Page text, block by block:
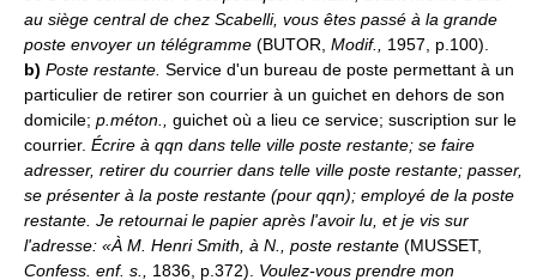
au siège central de chez Scabelli, vous êtes passé à la grande
poste envoyer un télégramme (BUTOR, Modif., 1957, p.100).
b) Poste restante. Service d'un bureau de poste permettant à un
particulier de retirer son courrier à un guichet en dehors de son
domicile; p.méton.,
guichet où a lieu ce service; suscription sur le
courrier. Écrire à qqn dans telle ville poste restante; se faire
adresser, retirer du courrier dans telle ville poste restante; passer,
se présenter à la poste restante (pour qqn); employé de la poste
restante. Je retournai le papier après l'avoir lu, et je vis sur
l'adresse: «À M. Henri Smith, à N., poste restante (MUSSET,
Confess. enf. s., 1836, p.372). Voulez-vous prendre mon